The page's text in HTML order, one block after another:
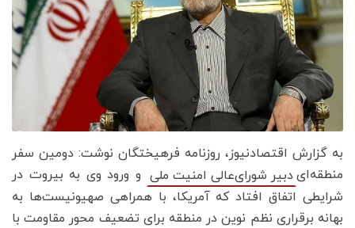
به گزارش اقتصادنیوز، روزنامه فرهیختگان نوشت: دومین سفر
منطقه‌ایدبیر شورای‌عالی امنیت ملی و ورود وی به بیروت در
شرایطی اتفاق افتاد که آمریکا، با همراهی صهیونیست‌ها به
بهانه برقراری نظم نوین در منطقه برای تضعیف محور مقاومت با